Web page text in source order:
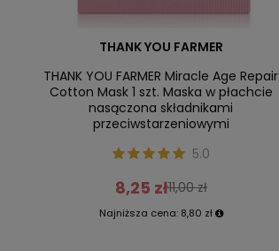
THANK YOU FARMER
THANK YOU FARMER Miracle Age Repair
Cotton Mask 1 szt. Maska w płachcie
nasączona składnikami
przeciwstarzeniowymi
5.0
8,25 zł11,00 zł
Najniższa cena: 8,80 zł